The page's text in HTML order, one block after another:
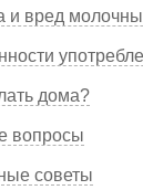
и вред
дома?
вопросы
советы